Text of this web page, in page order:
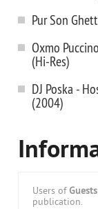
Pur Son
Oxmo
(Hi-Res)
DJ Poska -
(2004)
Users of Guests
publication.